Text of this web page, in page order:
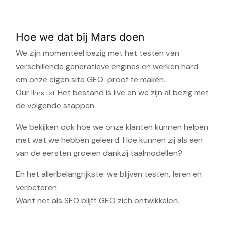
Hoe we dat bij Mars doen
We zijn momenteel bezig met het testen van
verschillende generatieve engines en werken hard
om onze eigen site GEO-proof te maken.
Ourllms.txt Het bestand is live en we zijn al bezig met
de volgende stappen.
We bekijken ook hoe we onze klanten kunnen helpen
met wat we hebben geleerd. Hoe kunnen zij als een
van de eersten groeien dankzij taalmodellen?
En het allerbelangrijkste: we blijven testen, leren en
verbeteren.
Want net als SEO blijft GEO zich ontwikkelen.